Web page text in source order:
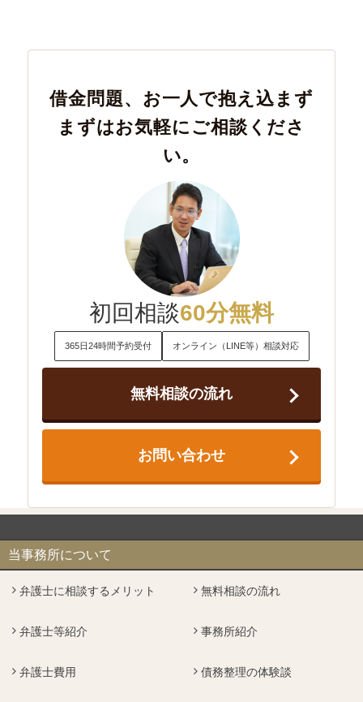
借金問題、お一人で抱え込まず
まずはお気軽にご相談くださ
い。
初回相談60分無料
365日24時間予約受付 オンライン（LINE等）相談対応
無料相談の流れ
お問い合わせ
当事務所について
弁護士に相談するメリット 無料相談の流れ
弁護士等紹介 事務所紹介
弁護士費用 債務整理の体験談